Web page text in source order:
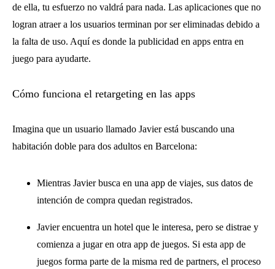
de ella, tu esfuerzo no valdrá para nada. Las aplicaciones que no
logran atraer a los usuarios terminan por ser eliminadas debido a
la falta de uso. Aquí es donde la publicidad en apps entra en
juego para ayudarte.
Cómo funciona el retargeting en las apps
Imagina que un usuario llamado Javier está buscando una
habitación doble para dos adultos en Barcelona:
Mientras Javier busca en una app de viajes, sus datos de
intención de compra quedan registrados.
Javier encuentra un hotel que le interesa, pero se distrae y
comienza a jugar en otra app de juegos. Si esta app de
juegos forma parte de la misma red de partners, el proceso